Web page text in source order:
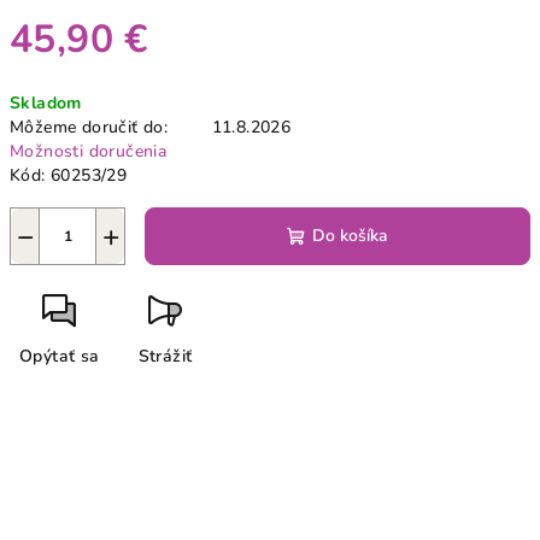
45,90 €
cena:
Skladom
Môžeme doručiť do:
11.8.2026
Možnosti doručenia
Kód: 60253/29
+
− Do košíka
Opýtať sa Strážiť